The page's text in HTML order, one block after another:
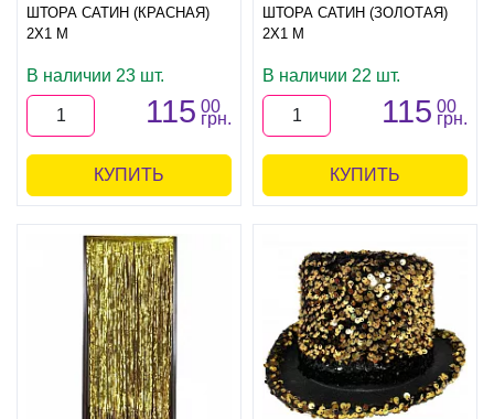
ШТОРА САТИН (КРАСНАЯ)
2Х1 М
В наличии 23 шт.
115 00
грн.
КУПИТЬ
ШТОРА САТИН (ЗОЛОТАЯ)
2Х1 М
В наличии 22 шт.
115 00
грн.
КУПИТЬ